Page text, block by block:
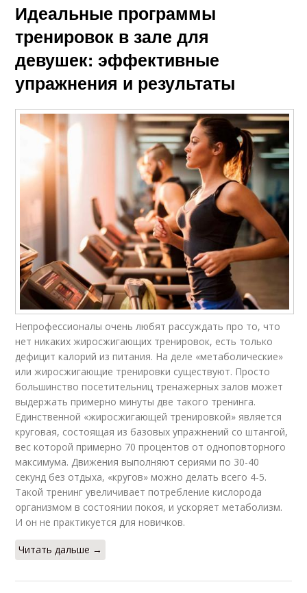
Идеальные программы
тренировок в зале для
девушек: эффективные
упражнения и результаты
Непрофессионалы очень любят рассуждать про то, что
нет никаких жиросжигающих тренировок, есть только
дефицит калорий из питания. На деле «метаболические»
или жиросжигающие тренировки существуют. Просто
большинство посетительниц тренажерных залов может
выдержать примерно минуты две такого тренинга.
Единственной «жиросжигающей тренировкой» является
круговая, состоящая из базовых упражнений со штангой,
вес которой примерно 70 процентов от одноповторного
максимума. Движения выполняют сериями по 30-40
секунд без отдыха, «кругов» можно делать всего 4-5.
Такой тренинг увеличивает потребление кислорода
организмом в состоянии покоя, и ускоряет метаболизм.
И он не практикуется для новичков.
Читать дальше →